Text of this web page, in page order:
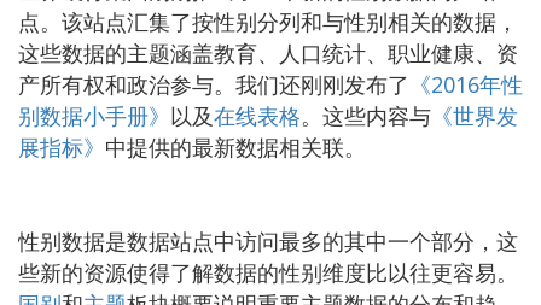
点。该站点汇集了按性别分列和与性别相关的数据，
这些数据的主题涵盖教育、人口统计、职业健康、资
产所有权和政治参与。我们还刚刚发布了 《2016年性
别数据小手册》 以及在线表格。这些内容与 《世界发
展指标》 中提供的最新数据相关联。
性别数据是数据站点中访问最多的其中一个部分，这
些新的资源使得了解数据的性别维度比以往更容易。